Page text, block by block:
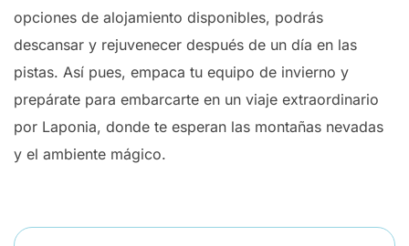
opciones de alojamiento disponibles, podrás
descansar y rejuvenecer después de un día en las
pistas. Así pues, empaca tu equipo de invierno y
prepárate para embarcarte en un viaje extraordinario
por Laponia, donde te esperan las montañas nevadas
y el ambiente mágico.